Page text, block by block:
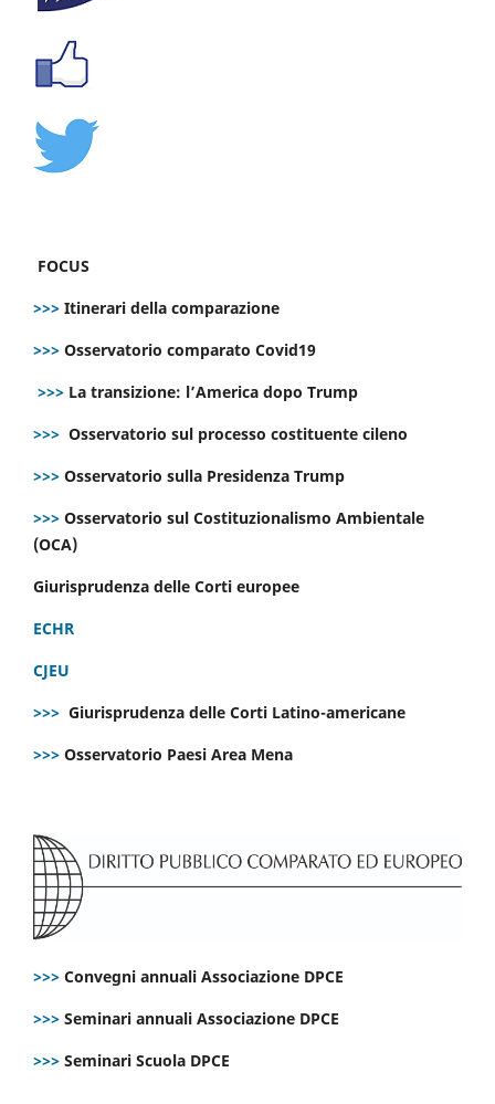
FOCUS
>>> Itinerari della comparazione
>>> Osservatorio comparato Covid19
>>> La transizione: l’America dopo Trump
>>> Osservatorio sul processo costituente cileno
>>> Osservatorio sulla Presidenza Trump
>>> Osservatorio sul Costituzionalismo Ambientale
(OCA)
Giurisprudenza delle Corti europee
ECHR
CJEU
>>> Giurisprudenza delle Corti Latino-americane
>>> Osservatorio Paesi Area Mena
>>> Convegni annuali Associazione DPCE
>>> Seminari annuali Associazione DPCE
>>> Seminari Scuola DPCE